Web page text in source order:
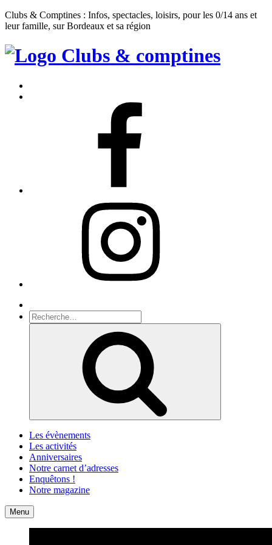
Clubs & Comptines : Infos, spectacles, loisirs, pour les 0/14 ans et
leur famille, sur Bordeaux et sa région
Clubs
Comptines
Recherche
pour
Les évènements
Les activités
Anniversaires
Notre carnet d’adresses
Enquêtons !
Notre magazine
Accueil
Menu Contact